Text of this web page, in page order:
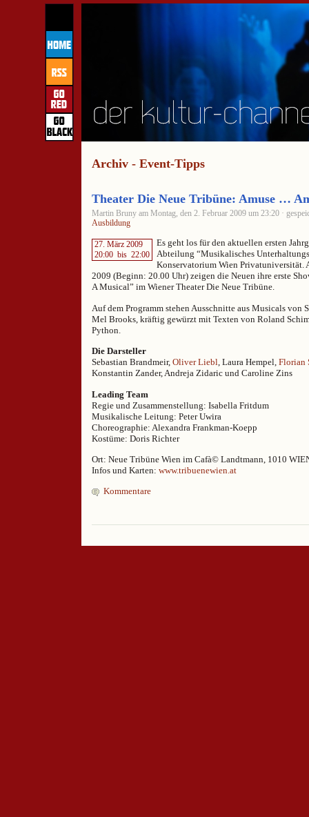
Archiv - Event-Tipps
Theater Die Neue Tribüne: Amuse …
Martin Bruny am Montag, den 2. Februar 2009 um 23:20 ·
Ausbildung
27. März 2009
20:00 bis 22:00
Es geht los für den aktuellen ersten
Abteilung “Musikalisches
Konservatorium Wien Privatuniversität.
2009 (Beginn: 20.00 Uhr) zeigen die Neuen ihre erste
A Musical” im Wiener Theater Die Neue Tribüne.
Auf dem Programm stehen Ausschnitte aus Musicals von
Mel Brooks, kräftig gewürzt mit Texten von Roland
Python.
Die Darsteller
Sebastian Brandmeir, Oliver Liebl, Laura Hempel, Florian
Konstantin Zander, Andreja Zidaric und Caroline Zins
Leading Team
Regie und Zusammenstellung: Isabella Fritdum
Musikalische Leitung: Peter Uwira
Choreographie: Alexandra Frankman-Koepp
Kostüme: Doris Richter
Ort: Neue Tribüne Wien im Cafà© Landtmann, 1010
Infos und Karten: www.tribuenewien.at
Kommentare